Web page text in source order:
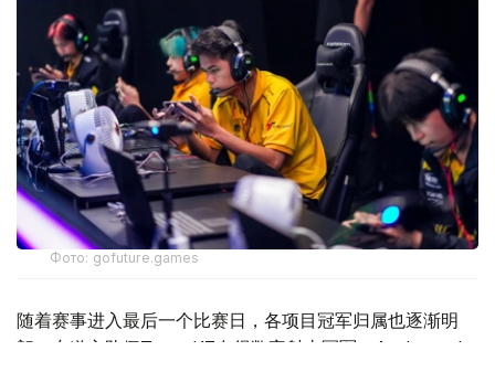
Фото: gofuture.games
随着赛事进入最后一个比赛日，各项目冠军归属也逐渐明
朗。东道主队伍Team KZ夺得数字射击冠军，Archangel